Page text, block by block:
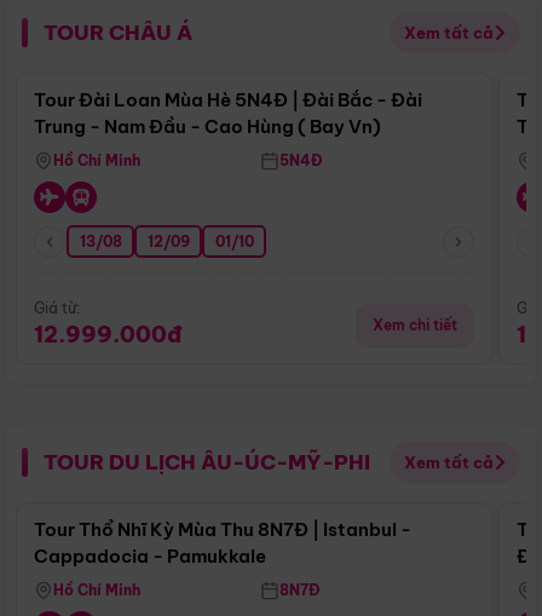
TOUR CHÂU Á Xem tất cả
Điểm nổi bật
Tour Đài Loan Mùa Hè 5N4Đ | Đài Bắc - Đài
Trung - Nam Đầu - Cao Hùng ( Bay Vn)
Hồ Chí Minh 5N4Đ
13/08 12/09 01/10
Giá từ:
12.999.000đ Xem chi tiết
TOUR DU LỊCH ÂU-ÚC-MỸ-PHI Xem tất cả
Điểm nổi bật
Tour Thổ Nhĩ Kỳ Mùa Thu 8N7Đ | Istanbul -
Cappadocia - Pamukkale
Hồ Chí Minh 8N7Đ